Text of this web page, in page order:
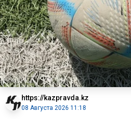
https://kazpravda.kz
08 Августа 2026 11:18